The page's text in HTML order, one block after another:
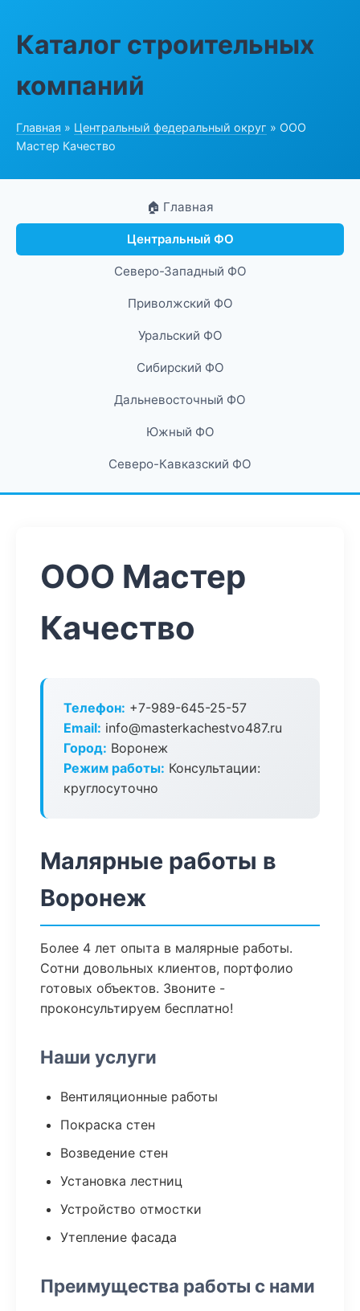
Каталог строительных
компаний
Главная » Центральный федеральный округ » ООО
Мастер Качество
🏠 Главная
Центральный ФО
Северо-Западный ФО
Приволжский ФО
Уральский ФО
Сибирский ФО
Дальневосточный ФО
Южный ФО
Северо-Кавказский ФО
ООО Мастер
Качество
Телефон: +7-989-645-25-57
Email: info@masterkachestvo487.ru
Город: Воронеж
Режим работы: Консультации:
круглосуточно
Малярные работы в
Воронеж
Более 4 лет опыта в малярные работы.
Сотни довольных клиентов, портфолио
готовых объектов. Звоните -
проконсультируем бесплатно!
Наши услуги
Вентиляционные работы
Покраска стен
Возведение стен
Установка лестниц
Устройство отмостки
Утепление фасада
Преимущества работы с нами